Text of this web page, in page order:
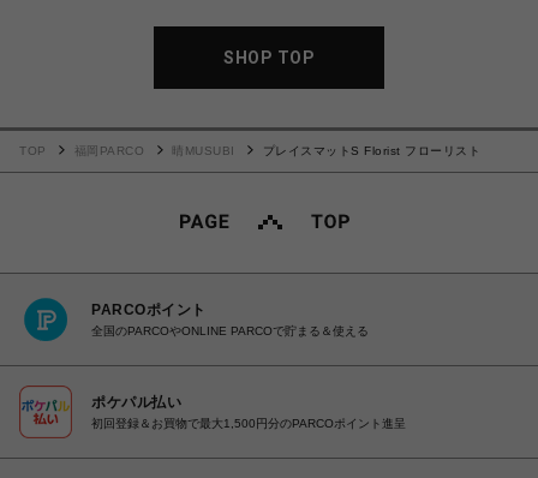
SHOP TOP
TOP 福岡PARCO 晴MUSUBI プレイスマットS Florist フローリスト
PARCOポイント
全国のPARCOやONLINE PARCOで貯まる＆使える
ポケパル払い
初回登録＆お買物で最大1,500円分のPARCOポイント進呈